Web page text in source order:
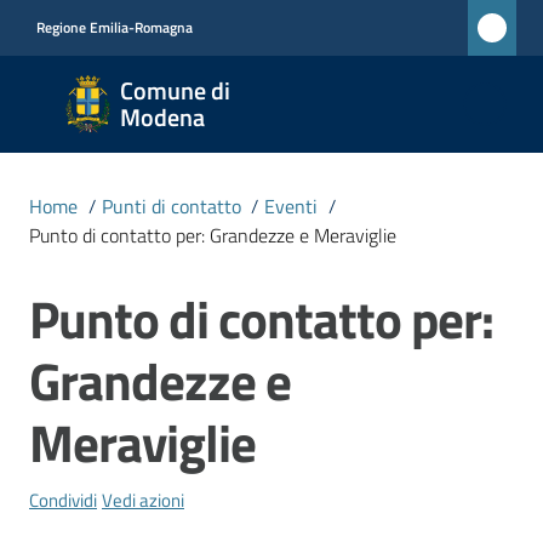
Regione Emilia-Romagna
Comune di
Modena
Comune
di
Modena
CIVICA
MONET
Amministrazione
Home / Punti di contatto / Eventi /
Punto di contatto per: Grandezze e Meraviglie
Salta al contenuto
Punto di contatto per:
Grandezze e
Meraviglie
CondividiVedi azioni